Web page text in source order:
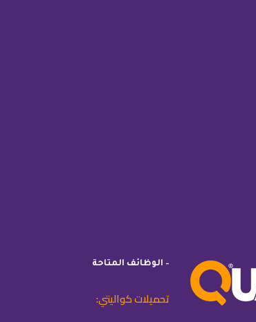
– الوظائف المتاحة
تحميلات كواليتي: